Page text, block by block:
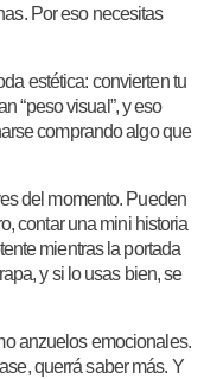
Por eso necesitas
estética: convierten tu
“peso visual”, y eso
comprando algo que
del momento. Pueden
contar una mini historia
mientras la portada
y si lo usas bien, se
anzuelos emocionales.
querrá saber más. Y